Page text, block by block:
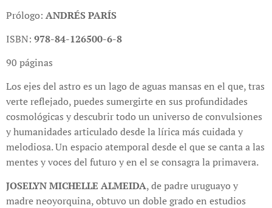
Prólogo: ANDRÉS PARÍS
ISBN: 978-84-126500-6-8
90 páginas
Los ejes del astro es un lago de aguas mansas en el que, tras
verte reflejado, puedes sumergirte en sus profundidades
cosmológicas y descubrir todo un universo de convulsiones
y humanidades articulado desde la lírica más cuidada y
melodiosa. Un espacio atemporal desde el que se canta a las
mentes y voces del futuro y en el se consagra la primavera.
JOSELYN MICHELLE ALMEIDA, de padre uruguayo y
madre neoyorquina, obtuvo un doble grado en estudios